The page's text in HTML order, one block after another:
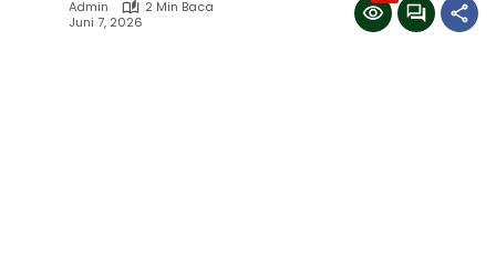
Admin
2 Min Baca
Juni 7, 2026